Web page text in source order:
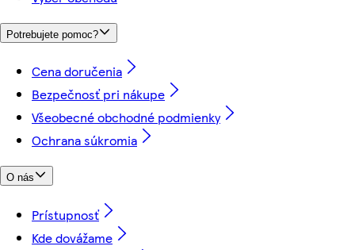
Potrebujete pomoc?
Cena doručenia
Bezpečnosť pri nákupe
Všeobecné obchodné podmienky
Ochrana súkromia
O nás
Prístupnosť
Kde dovážame